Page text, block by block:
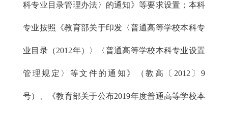
科专业目录管理办法〉的通知》等要求设置；本科
专业按照《教育部关于印发〈普通高等学校本科专
业目录（2012年）〉〈普通高等学校本科专业设置
管理规定〉等文件的通知》（教高〔2012〕9
号）、《教育部关于公布2019年度普通高等学校本